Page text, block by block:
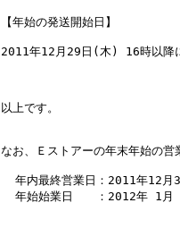
【年始の発送開始日】
2011年12月29日(木) 16時以降
以上です。
なお、Ｅストアーの年末年始の
年内最終営業日：2011年12月
年始始業日　　：2012年 1月